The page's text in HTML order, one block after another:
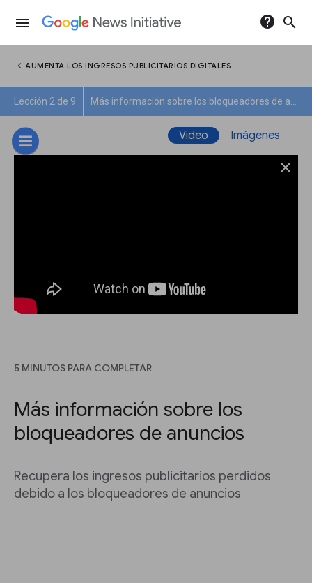
menu help search
chevron_left AUMENTA LOS INGRESOS PUBLICITARIOS DIGITALES
Lección 2 de 9
Video Imágenes
close
5 MINUTOS PARA COMPLETAR
Más información sobre los
bloqueadores de anuncios
Recupera los ingresos publicitarios perdidos
debido a los bloqueadores de anuncios